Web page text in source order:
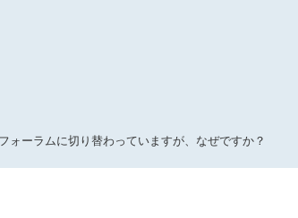
ーラムに切り替わっていますが、なぜですか？